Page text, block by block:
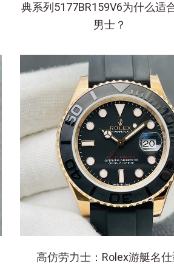
典系列5177BR159V6为什么适
男士？
高仿劳力士：Rolex游艇名仕